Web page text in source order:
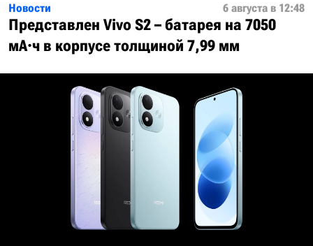
Новости 6 августа в 12:48
Представлен Vivo S2 – батарея на 7050
мА·ч в корпусе толщиной 7,99 мм